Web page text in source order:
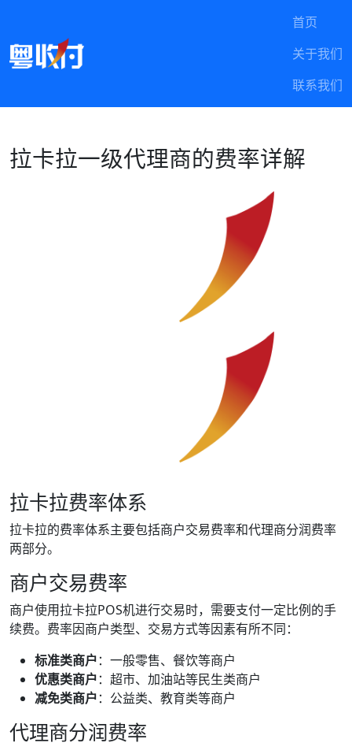
首页
关于我们
联系我们
拉卡拉一级代理商的费率详解
拉卡拉费率体系
拉卡拉的费率体系主要包括商户交易费率和代理商分润费率
两部分。
商户交易费率
商户使用拉卡拉POS机进行交易时，需要支付一定比例的手
续费。费率因商户类型、交易方式等因素有所不同：
标准类商户：一般零售、餐饮等商户
优惠类商户：超市、加油站等民生类商户
减免类商户：公益类、教育类等商户
代理商分润费率